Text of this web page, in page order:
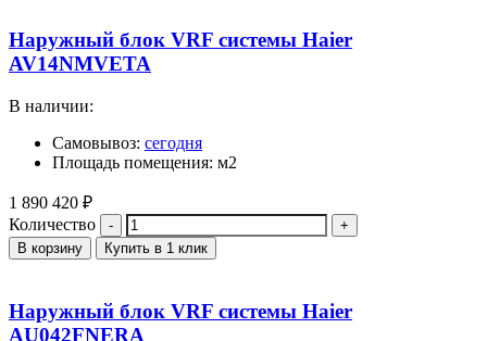
Наружный блок VRF системы Haier
AV14NMVETA
В наличии:
Самовывоз: сегодня
Площадь помещения: м2
1 890 420 ₽
Количество
В корзину Купить в 1 клик
Наружный блок VRF системы Haier
AU042FNERA